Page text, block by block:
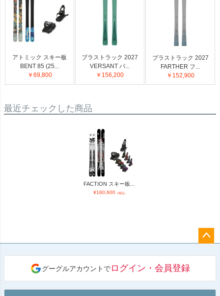
アトミック スキー板
BENT 85 (25...
￥69,800
ブラストラック 2027
VERSANT バ...
￥156,200
ブラストラック 2027
FARTHER フ...
￥152,900
最近チェックした商品
FACTION スキー板...
¥160,600（税込）
へ
グーグルアカウントでログイン・会員登録